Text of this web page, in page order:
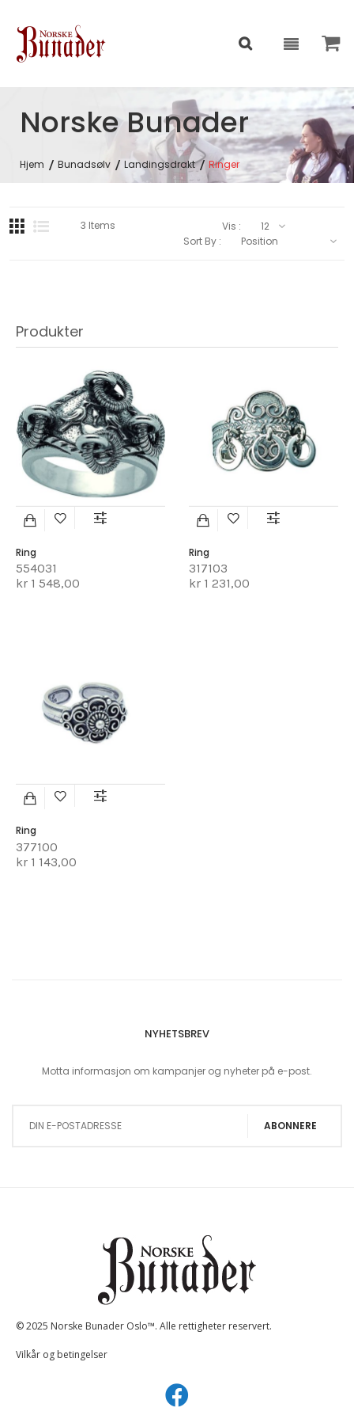
Norske Bunader
Hjem Bunadsølv Landingsdrakt Ringer
Produkter
Ring
554031
kr 1 548,00
Ring
317103
kr 1 231,00
Ring
377100
kr 1 143,00
3 Items
Vis :
Sort By :
NYHETSBREV
Motta informasjon om kampanjer og nyheter på e-post.
ABONNERE
© 2025 Norske Bunader Oslo™. Alle rettigheter reservert.
Vilkår og betingelser